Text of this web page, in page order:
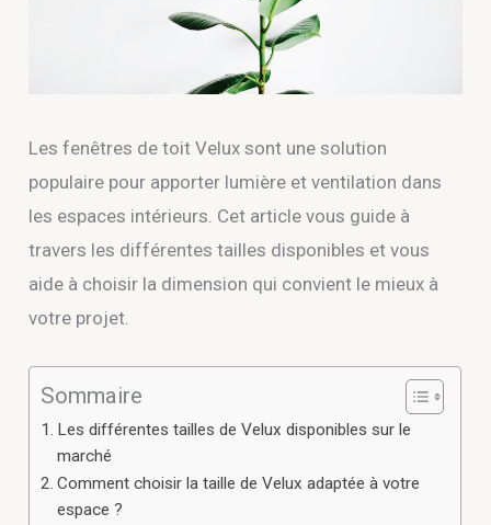
Les fenêtres de toit Velux sont une solution
populaire pour apporter lumière et ventilation dans
les espaces intérieurs. Cet article vous guide à
travers les différentes tailles disponibles et vous
aide à choisir la dimension qui convient le mieux à
votre projet.
Sommaire
Les différentes tailles de Velux disponibles sur le
marché
Comment choisir la taille de Velux adaptée à votre
espace ?